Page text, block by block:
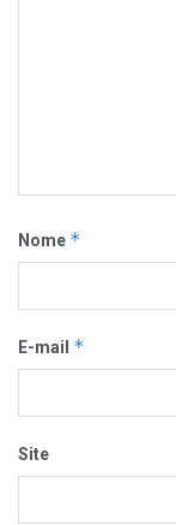
Nome *
E-mail *
Site